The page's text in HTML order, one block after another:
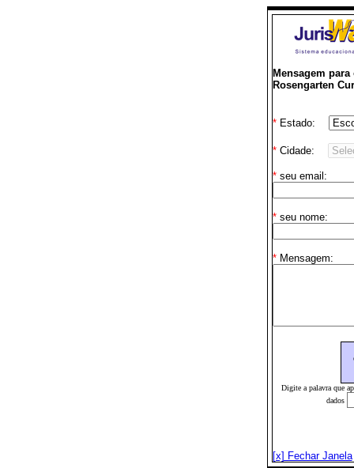
Mensagem
Rosengarten
*Estado:
*Cidade:
*seu email:
*seu nome:
*Mensagem:
Digite a palavra que
dados
[x] Fechar Janela